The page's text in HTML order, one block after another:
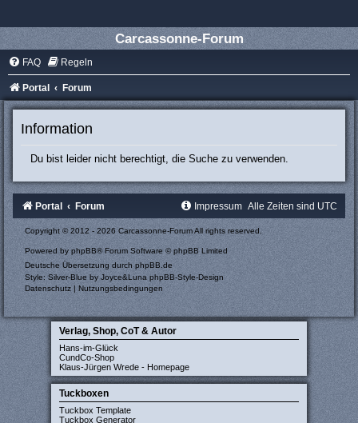
Carcassonne-Forum
FAQ Regeln
Portal Forum
Information
Du bist leider nicht berechtigt, die Suche zu verwenden.
Portal Forum Alle Zeiten sind UTC
Impressum
Copyright © 2012 - 2026 Carcassonne-Forum All rights reserved.
Powered by phpBB® Forum Software © phpBB Limited
Deutsche Übersetzung durch phpBB.de
Style: Silver-Blue by Joyce&LunaphpBB-Style-Design
Datenschutz | Nutzungsbedingungen
Verlag, Shop, CoT & Autor
Hans-im-Glück
CundCo-Shop
Klaus-Jürgen Wrede - Homepage
Tuckboxen
Tuckbox Template
Tuckbox Generator